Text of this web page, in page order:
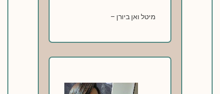
מיטל ואן ביורן